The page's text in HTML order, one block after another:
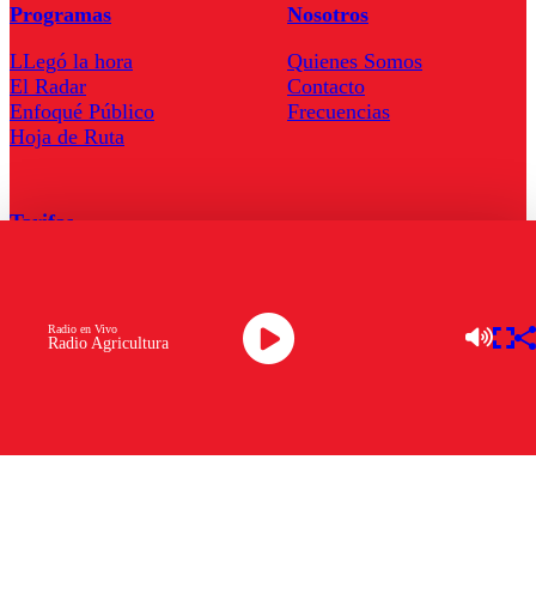
Radio Agricultura
Radio en Vivo
Programas
LLegó la hora
El Radar
Enfoqué Público
Hoja de Ruta
Nosotros
Quienes Somos
Contacto
Frecuencias
Tarifas
Descarga la APP